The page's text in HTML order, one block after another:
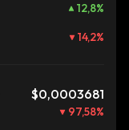
12,8%
14,2%
$0,0003681
97,58%